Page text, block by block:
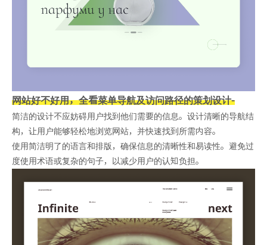
网站好不好用，全看菜单导航及访问路径的策划设计-
简洁的设计不应妨碍用户找到他们需要的信息。设计清晰的导航结
构，让用户能够轻松地浏览网站，并快速找到所需内容。
使用简洁明了的语言和排版，确保信息的清晰性和易读性。避免过
度使用术语或复杂的句子，以减少用户的认知负担。